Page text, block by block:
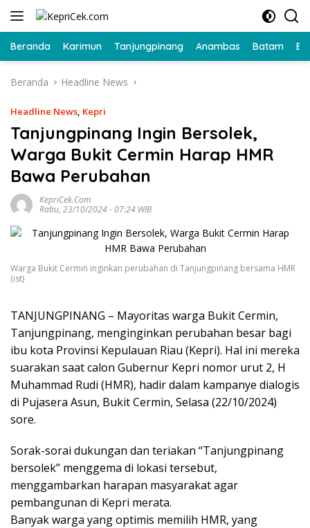
Langsung
Beranda Karimun Tanjungpinang Anambas Batam
Beranda Headline News
Headline News, Kepri
Tanjungpinang Ingin Bersolek,
Warga Bukit Cermin Harap HMR
Bawa Perubahan
KepriCek.com
Rabu, 23/10/2024 - 07:24 WIB
Warga Bukit Cermin inginkan perubahan di Tanjungpinang bersama HMR
(ist)
TANJUNGPINANG – Mayoritas warga Bukit Cermin,
Tanjungpinang, menginginkan perubahan besar bagi
ibu kota Provinsi Kepulauan Riau (Kepri). Hal ini mereka
suarakan saat calon Gubernur Kepri nomor urut 2, H
Muhammad Rudi (HMR), hadir dalam kampanye dialogis
di Pujasera Asun, Bukit Cermin, Selasa (22/10/2024)
sore.
Sorak-sorai dukungan dan teriakan “Tanjungpinang
bersolek” menggema di lokasi tersebut,
menggambarkan harapan masyarakat agar
pembangunan di Kepri merata.
Banyak warga yang optimis memilih HMR, yang